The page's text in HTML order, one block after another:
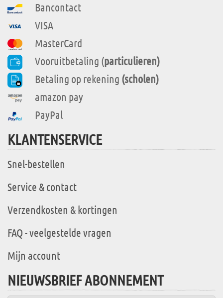
Bancontact
VISA
MasterCard
Vooruitbetaling (particulieren)
Betaling op rekening (scholen)
amazon pay
PayPal
KLANTENSERVICE
Snel-bestellen
Service & contact
Verzendkosten & kortingen
FAQ - veelgestelde vragen
Mijn account
NIEUWSBRIEF ABONNEMENT